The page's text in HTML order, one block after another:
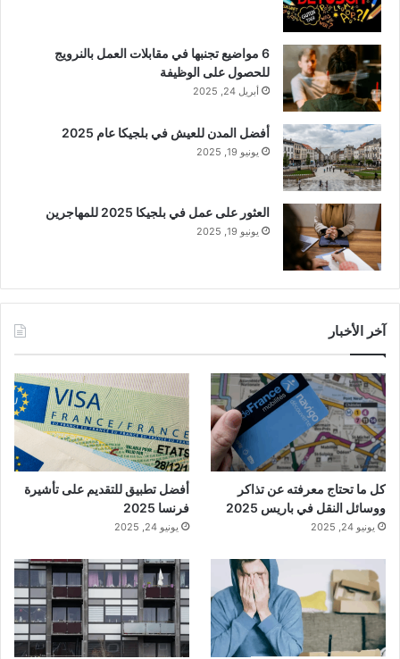
6 مواضيع تجنبها في مقابلات العمل بالنرويج
للحصول على الوظيفة
أبريل 24, 2025
أفضل المدن للعيش في بلجيكا عام 2025
يونيو 19, 2025
العثور على عمل في بلجيكا 2025 للمهاجرين
يونيو 19, 2025
آخر الأخبار
كل ما تحتاج معرفته عن تذاكر
ووسائل النقل في باريس 2025
يونيو 24, 2025
أفضل تطبيق للتقديم على تأشيرة
فرنسا 2025
يونيو 24, 2025